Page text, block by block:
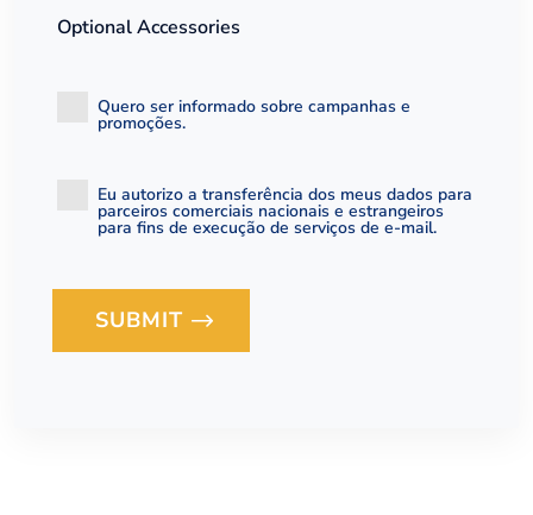
Optional Accessories
Quero ser informado sobre campanhas e
promoções.
Eu autorizo ​​a transferência dos meus dados para
parceiros comerciais nacionais e estrangeiros
para fins de execução de serviços de e-mail.
Loading...
SUBMIT